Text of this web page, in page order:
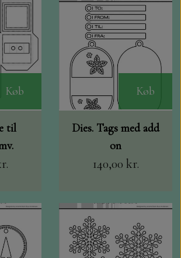
DIV. MALING
GAVEKORT
/KUVERTER I SAMPAK.
TOPPERS
DESIGN
HÆFTER, JUNK JOURNAL,
OG FÆRDIG PAKKER.
Køb
til
Køb
Dies. Tags med add
on
140,00 kr.